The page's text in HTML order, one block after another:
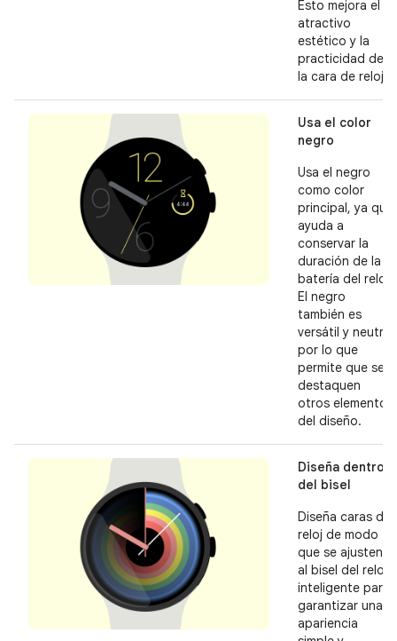
Esto mejora el
atractivo
estético y la
practicidad de
la cara de reloj.
Usa el color
negro
Usa el negro
como color
principal, ya que
ayuda a
conservar la
duración de la
batería del reloj.
El negro
también es
versátil y neutro,
por lo que
permite que se
destaquen
otros elementos
del diseño.
Diseña dentro
del bisel
Diseña caras de
reloj de modo
que se ajusten
al bisel del reloj
inteligente para
garantizar una
apariencia